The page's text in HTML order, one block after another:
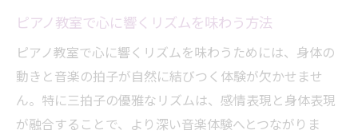
ピアノ教室で心に響くリズムを味わう方法
ピアノ教室で心に響くリズムを味わうためには、身体の
動きと音楽の拍子が自然に結びつく体験が欠かせませ
ん。特に三拍子の優雅なリズムは、感情表現と身体表現
が融合することで、より深い音楽体験へとつながりま